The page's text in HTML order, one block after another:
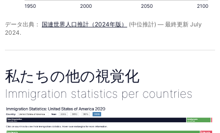
1950 2000 2050 2100
データ出典： 国連世界人口推計（2024年版）
(中位推計) — 最終更新 July
2024.
私たちの他の視覚化
Immigration statistics per countries